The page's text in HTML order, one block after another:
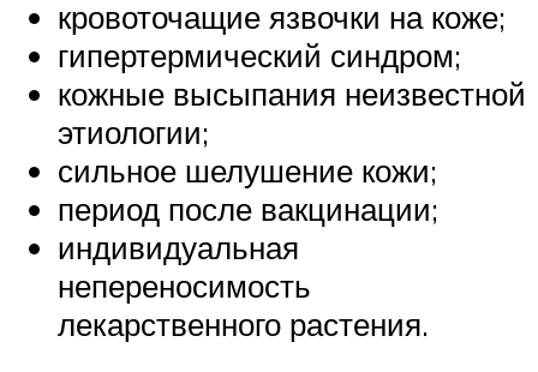
кровоточащие язвочки на коже;
гипертермический синдром;
кожные высыпания неизвестной
этиологии;
сильное шелушение кожи;
период после вакцинации;
индивидуальная
непереносимость
лекарственного растения.